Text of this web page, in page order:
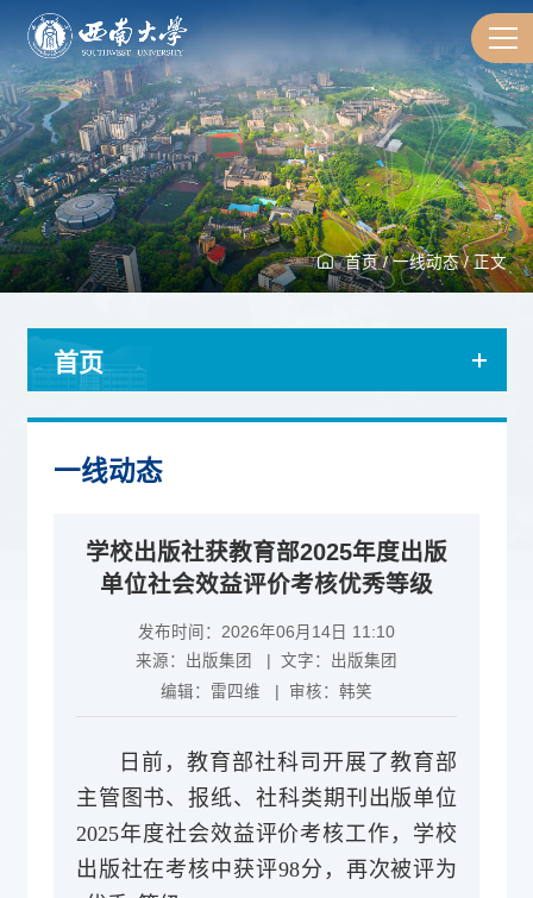
首页/一线动态/正文
首页
一线动态
学校出版社获教育部2025年度出版
单位社会效益评价考核优秀等级
发布时间：2026年06月14日 11:10
来源： 出版集团 | 文字： 出版集团
编辑： 雷四维 | 审核： 韩笑
日前，教育部社科司开展了教育部
主管图书、报纸、社科类期刊出版单位
2025年度社会效益评价考核工作，学校
出版社在考核中获评98分，再次被评为